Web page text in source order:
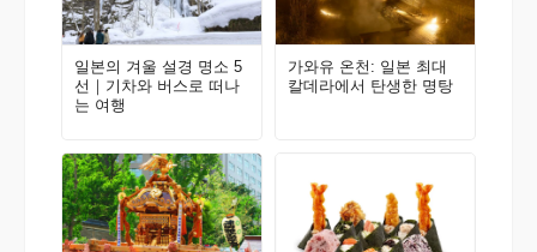
일본의 겨울 설경 명소 5
선｜기차와 버스로 떠나
는 여행
가와유 온천: 일본 최대
칼데라에서 탄생한 명탕